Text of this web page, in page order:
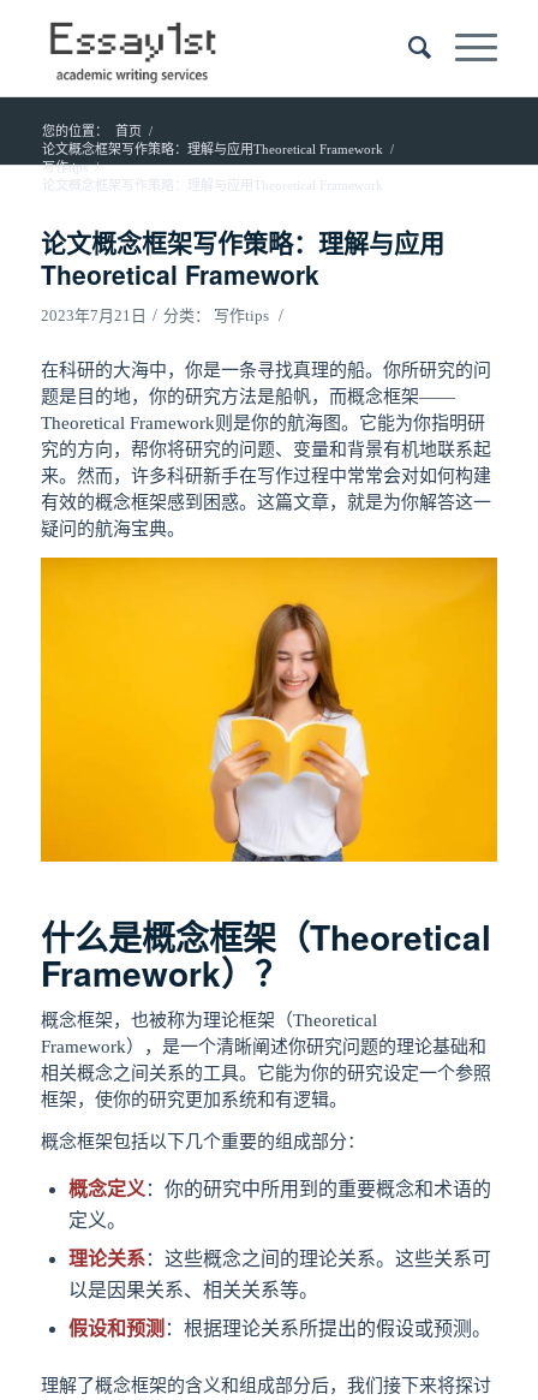
您的位置： 首页 /
论文概念框架写作策略：理解与应用Theoretical Framework /
写作tips /
论文概念框架写作策略：理解与应用Theoretical Framework
论文概念框架写作策略：理解与应用
Theoretical Framework
2023年7月21日 / 分类： 写作tips /
在科研的大海中，你是一条寻找真理的船。你所研究的问
题是目的地，你的研究方法是船帆，而概念框架——
Theoretical Framework则是你的航海图。它能为你指明研
究的方向，帮你将研究的问题、变量和背景有机地联系起
来。然而，许多科研新手在写作过程中常常会对如何构建
有效的概念框架感到困惑。这篇文章，就是为你解答这一
疑问的航海宝典。
什么是概念框架（Theoretical
Framework）？
概念框架，也被称为理论框架（Theoretical
Framework），是一个清晰阐述你研究问题的理论基础和
相关概念之间关系的工具。它能为你的研究设定一个参照
框架，使你的研究更加系统和有逻辑。
概念框架包括以下几个重要的组成部分：
概念定义 ：你的研究中所用到的重要概念和术语的
定义。
理论关系：这些概念之间的理论关系。这些关系可
以是因果关系、相关关系等。
假设和预测 ：根据理论关系所提出的假设或预测。
理解了概念框架的含义和组成部分后，我们接下来将探讨